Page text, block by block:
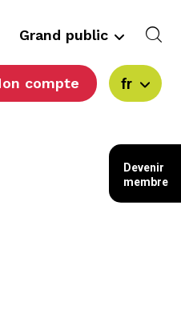
Grand public
compte fr
Devenir
membre